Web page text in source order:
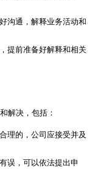
沟通，解释业务活动和
提前准备好解释和相关
解决，包括：
理的，公司应接受并及
误，可以依法提出申